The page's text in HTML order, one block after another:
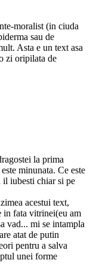
moralist (in ciuda
sau de
Asta e un text asa
zi oripilata de
la prima
minunata. Ce este
il iubesti chiar si pe
acestui text,
in fata vitrinei(eu am
vad... mi se intampla
atat de putin
pentru a salva
unei forme